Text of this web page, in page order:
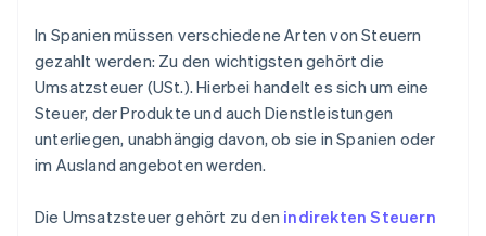
In Spanien müssen verschiedene Arten von Steuern
gezahlt werden: Zu den wichtigsten gehört die
Umsatzsteuer (USt.). Hierbei handelt es sich um eine
Steuer, der Produkte und auch Dienstleistungen
unterliegen, unabhängig davon, ob sie in Spanien oder
im Ausland angeboten werden.
Die Umsatzsteuer gehört zu den indirekten Steuern